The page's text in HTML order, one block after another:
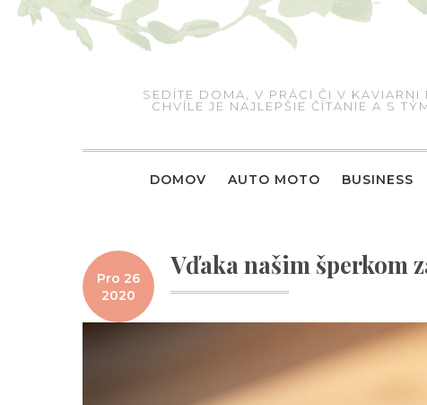
Skip
SEDÍTE DOMA, V PRÁCI ČI V
CHVÍLE JE NAJLEPŠIE ČÍTANIE A S
DOMOV AUTO MOTO BUSINESS
Pro 26
2020
Vďaka našim šperkom